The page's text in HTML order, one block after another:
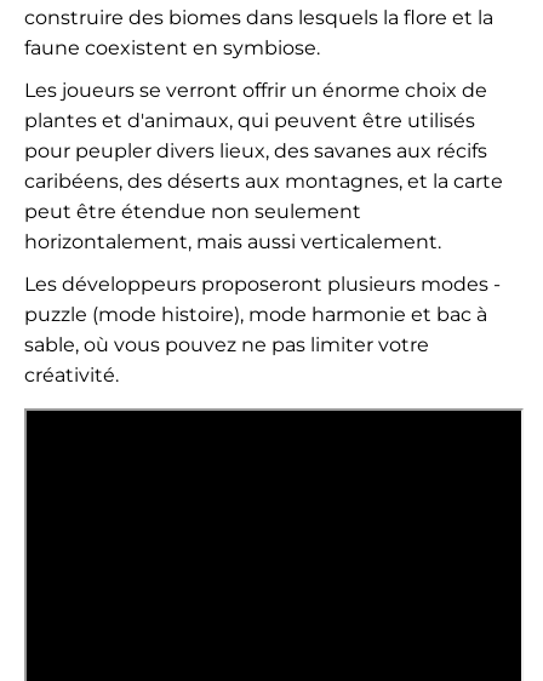
construire des biomes dans lesquels la flore et la
faune coexistent en symbiose.
Les joueurs se verront offrir un énorme choix de
plantes et d'animaux, qui peuvent être utilisés
pour peupler divers lieux, des savanes aux récifs
caribéens, des déserts aux montagnes, et la carte
peut être étendue non seulement
horizontalement, mais aussi verticalement.
Les développeurs proposeront plusieurs modes -
puzzle (mode histoire), mode harmonie et bac à
sable, où vous pouvez ne pas limiter votre
créativité.